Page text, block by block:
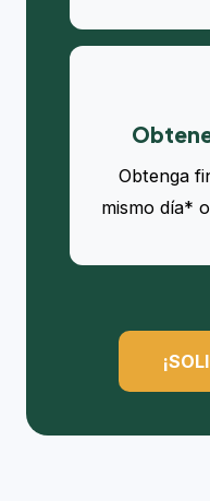
Obtenga
mismo día*